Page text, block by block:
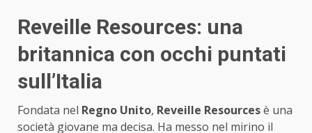
Reveille Resources: una
britannica con occhi puntati
sull’Italia
Fondata nel Regno Unito, Reveille Resourcesè una
società giovane ma decisa. Ha messo nel mirino il